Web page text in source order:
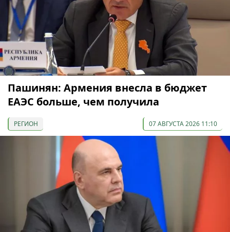
Пашинян: Армения внесла в бюджет
ЕАЭС больше, чем получила
РЕГИОН 07 АВГУСТА 2026 11:10